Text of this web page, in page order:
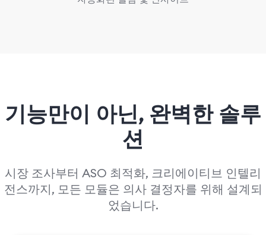
기능만이 아닌, 완벽한 솔루
션
시장 조사부터 ASO 최적화, 크리에이티브 인텔리
전스까지, 모든 모듈은 의사 결정자를 위해 설계되
었습니다.